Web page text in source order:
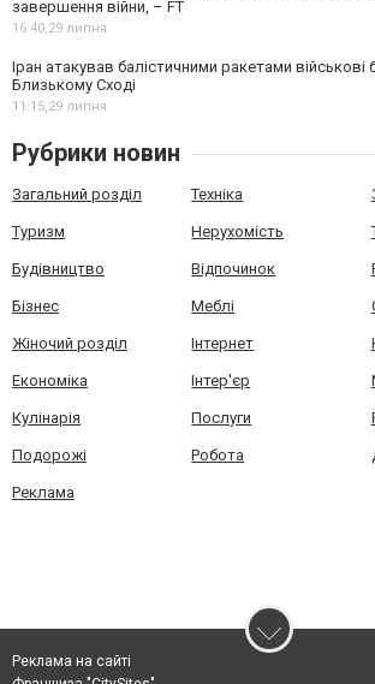
завершення війни, – FT
16:40,29 липня
Іран атакував балістичними ракетами
Близькому Сході
11:15,29 липня
Рубрики новин
Загальний розділ Техніка
Туризм Нерухомість
Будівництво Відпочинок
Бізнес Меблі
Жіночий розділ Інтернет
Економіка Інтер'єр
Кулінарія Послуги
Подорожі Робота
Реклама
Реклама на сайті